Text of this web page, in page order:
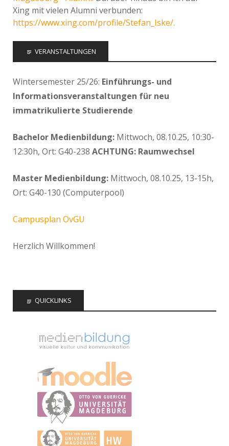
Xing mit vielen Alumni verbunden:
https://www.xing.com/profile/Stefan_Iske/.
VERANSTALTUNGEN
Wintersemester 25/26: Einführungs- und
Informationsveranstaltungen für neu
immatrikulierte Studierende
Bachelor Medienbildung: Mittwoch, 08.10.25, 10:30-
12:30h, Ort: G40-238 ACHTUNG: Raumwechsel
Master Medienbildung: Mittwoch, 08.10.25, 13-15h,
Ort: G40-130 (Computerpool)
Campusplan OvGU
Herzlich Willkommen!
QUICKLINKS